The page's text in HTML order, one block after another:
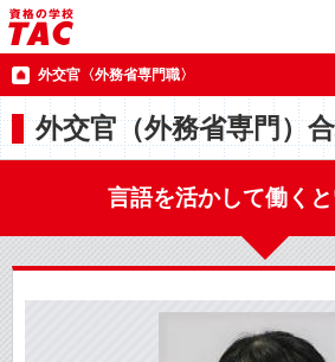
外交官〈外務省専門職〉
外交官（外務省専門）
言語を活かして働く